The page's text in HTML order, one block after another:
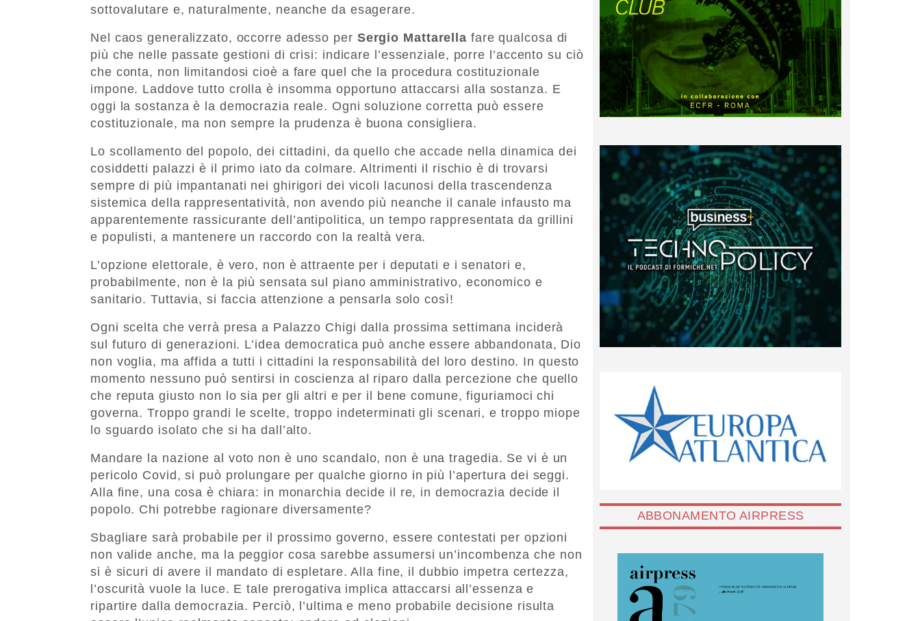
sottovalutare e, naturalmente, neanche da esagerare.
Nel caos generalizzato, occorre adesso per Sergio Mattarella fare qualcosa di
più che nelle passate gestioni di crisi: indicare l’essenziale, porre l’accento su ciò
che conta, non limitandosi cioè a fare quel che la procedura costituzionale
impone. Laddove tutto crolla è insomma opportuno attaccarsi alla sostanza. E
oggi la sostanza è la democrazia reale. Ogni soluzione corretta può essere
costituzionale, ma non sempre la prudenza è buona consigliera.
Lo scollamento del popolo, dei cittadini, da quello che accade nella dinamica dei
cosiddetti palazzi è il primo iato da colmare. Altrimenti il rischio è di trovarsi
sempre di più impantanati nei ghirigori dei vicoli lacunosi della trascendenza
sistemica della rappresentatività, non avendo più neanche il canale infausto ma
apparentemente rassicurante dell’antipolitica, un tempo rappresentata da grillini
e populisti, a mantenere un raccordo con la realtà vera.
L’opzione elettorale, è vero, non è attraente per i deputati e i senatori e,
probabilmente, non è la più sensata sul piano amministrativo, economico e
sanitario. Tuttavia, si faccia attenzione a pensarla solo così!
Ogni scelta che verrà presa a Palazzo Chigi dalla prossima settimana inciderà
sul futuro di generazioni. L’idea democratica può anche essere abbandonata, Dio
non voglia, ma affida a tutti i cittadini la responsabilità del loro destino. In questo
momento nessuno può sentirsi in coscienza al riparo dalla percezione che quello
che reputa giusto non lo sia per gli altri e per il bene comune, figuriamoci chi
governa. Troppo grandi le scelte, troppo indeterminati gli scenari, e troppo miope
lo sguardo isolato che si ha dall’alto.
Mandare la nazione al voto non è uno scandalo, non è una tragedia. Se vi è un
pericolo Covid, si può prolungare per qualche giorno in più l’apertura dei seggi.
Alla fine, una cosa è chiara: in monarchia decide il re, in democrazia decide il
popolo. Chi potrebbe ragionare diversamente?
Sbagliare sarà probabile per il prossimo governo, essere contestati per opzioni
non valide anche, ma la peggior cosa sarebbe assumersi un’incombenza che non
si è sicuri di avere il mandato di espletare. Alla fine, il dubbio impetra certezza,
l’oscurità vuole la luce. E tale prerogativa implica attaccarsi all’essenza e
ripartire dalla democrazia. Perciò, l’ultima e meno probabile decisione risulta
ABBONAMENTO AIRPRESS